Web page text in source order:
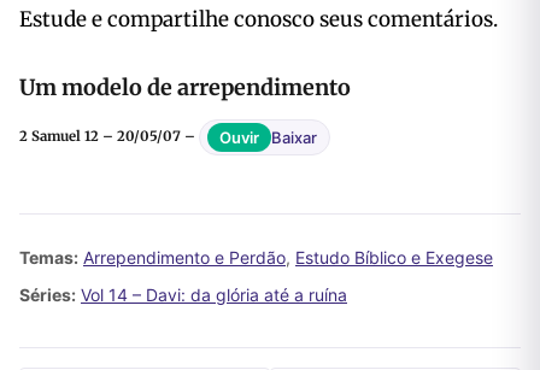
Estude e compartilhe conosco seus comentários.
Um modelo de arrependimento
2 Samuel 12 – 20/05/07 – Ouvir Baixar
Temas: Arrependimento e Perdão, Estudo Bíblico e Exegese
Séries: Vol 14 – Davi: da glória até a ruína